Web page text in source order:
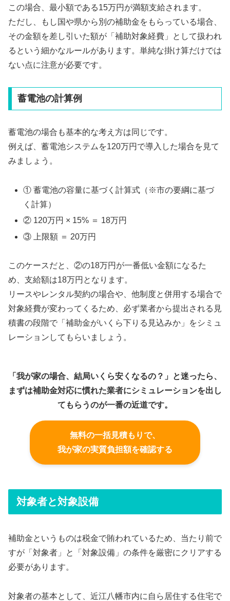
この場合、最小額である15万円が満額支給されます。
ただし、もし国や県から別の補助金をもらっている場合、
その金額を差し引いた額が「補助対象経費」として扱われ
るという細かなルールがあります。単純な掛け算だけでは
ない点に注意が必要です。
蓄電池の計算例
蓄電池の場合も基本的な考え方は同じです。
例えば、蓄電池システムを120万円で導入した場合を見て
みましょう。
① 蓄電池の容量に基づく計算式（※市の要綱に基づ
く計算）
② 120万円 × 15% ＝ 18万円
③ 上限額 ＝ 20万円
このケースだと、②の18万円が一番低い金額になるた
め、支給額は18万円となります。
リースやレンタル契約の場合や、他制度と併用する場合で
対象経費が変わってくるため、必ず業者から提出される見
積書の段階で「補助金がいくら下りる見込みか」をシミュ
レーションしてもらいましょう。
「我が家の場合、結局いくら安くなるの？」と迷ったら、
まずは補助金対応に慣れた業者にシミュレーションを出し
てもらうのが一番の近道です。
無料の一括見積もりで、
我が家の実質負担額を確認する
対象者と対象設備
補助金というものは税金で賄われているため、当たり前で
すが「対象者」と「対象設備」の条件を厳密にクリアする
必要があります。
対象者の基本として、近江八幡市内に自ら居住する住宅で